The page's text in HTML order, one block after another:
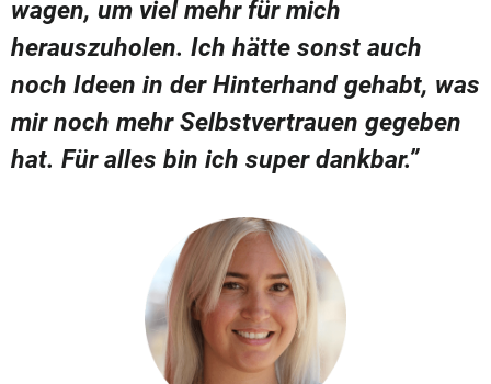
wagen, um viel mehr für mich
herauszuholen. Ich hätte sonst auch
noch Ideen in der Hinterhand gehabt, was
mir noch mehr Selbstvertrauen gegeben
hat. Für alles bin ich super dankbar.”